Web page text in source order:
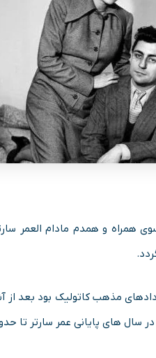
مذهب کاتولیک بود بعد از
در سال‌ های پایانی عمر سارتر